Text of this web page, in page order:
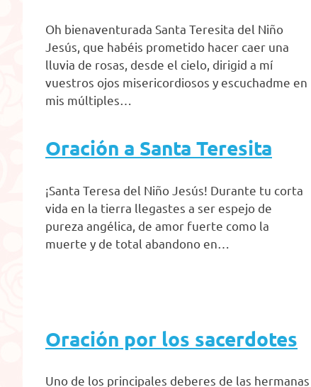
Oh bienaventurada Santa Teresita del Niño
Jesús, que habéis prometido hacer caer una
lluvia de rosas, desde el cielo, dirigid a mí
vuestros ojos misericordiosos y escuchadme en
mis múltiples…
Oración a Santa Teresita
¡Santa Teresa del Niño Jesús! Durante tu corta
vida en la tierra llegastes a ser espejo de
pureza angélica, de amor fuerte como la
muerte y de total abandono en…
Oración por los sacerdotes
Uno de los principales deberes de las hermanas